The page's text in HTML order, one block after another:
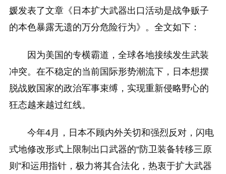
媛发表了文章《日本扩大武器出口活动是战争贩子
的本色暴露无遗的万分危险行为》。全文如下：
因为美国的专横霸道，全球各地接续发生武装
冲突。在不稳定的当前国际形势潮流下，日本想摆
脱战败国家的政治军事束缚，实现重新侵略野心的
狂态越来越过红线。
今年4月，日本不顾内外关切和强烈反对，闪电
式地修改形式上限制出口武器的“防卫装备转移三原
则”和运用指针，极力将其合法化，热衷于扩大武器